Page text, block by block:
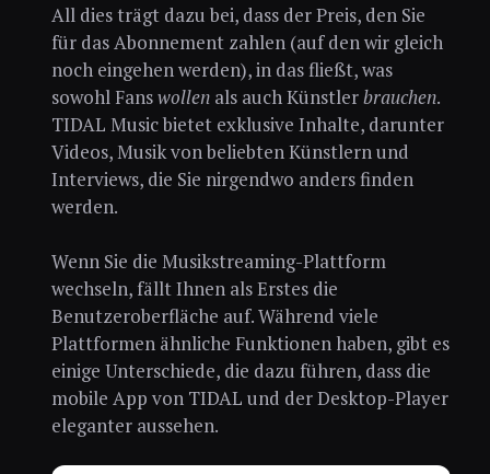
All dies trägt dazu bei, dass der Preis, den Sie
für das Abonnement zahlen (auf den wir gleich
noch eingehen werden), in das fließt, was
sowohl Fanswollenals auch Künstlerbrauchen.
TIDAL Music bietet exklusive Inhalte, darunter
Videos, Musik von beliebten Künstlern und
Interviews, die Sie nirgendwo anders finden
werden.
Wenn Sie die Musikstreaming-Plattform
wechseln, fällt Ihnen als Erstes die
Benutzeroberfläche auf. Während viele
Plattformen ähnliche Funktionen haben, gibt es
einige Unterschiede, die dazu führen, dass die
mobile App von TIDAL und der Desktop-Player
eleganter aussehen.